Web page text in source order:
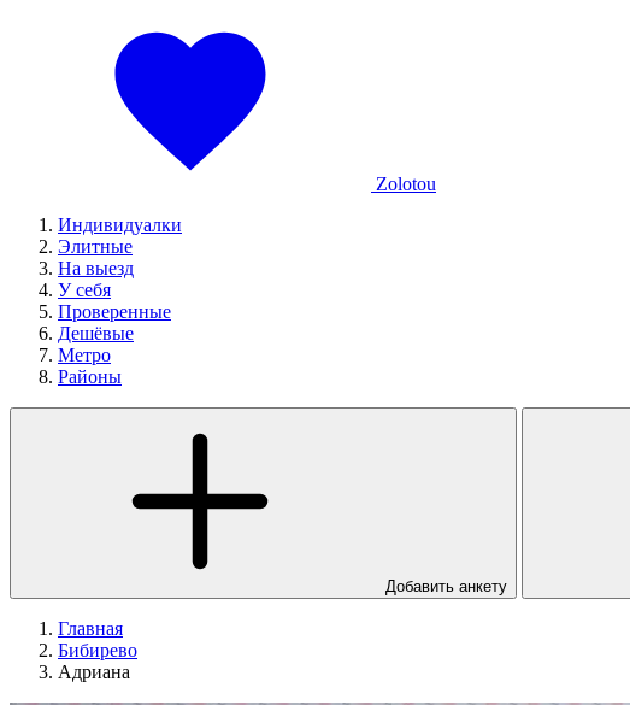
Zolotou
Индивидуалки
Элитные
На выезд
У себя
Проверенные
Дешёвые
Метро
Районы
Добавить анкету
Главная
Бибирево
Адриана